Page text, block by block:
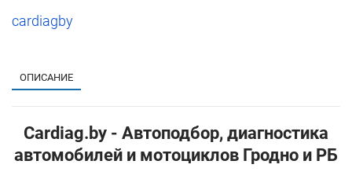
cardiagby
ОПИСАНИЕ
Cardiag.by - Автоподбор, диагностика
автомобилей и мотоциклов Гродно и РБ